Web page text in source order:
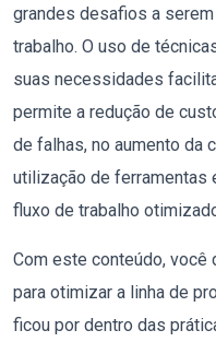
grandes desafios a
trabalho. O uso de
suas necessidades
permite a redução de
de falhas, no aumento da
utilização de ferramentas
fluxo de trabalho
Com este conteúdo,
para otimizar a linha de
ficou por dentro das